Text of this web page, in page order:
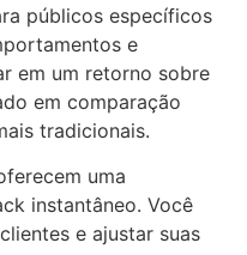
públicos específicos
e
em um retorno sobre
em comparação
tradicionais.
uma
instantâneo. Você
e ajustar suas